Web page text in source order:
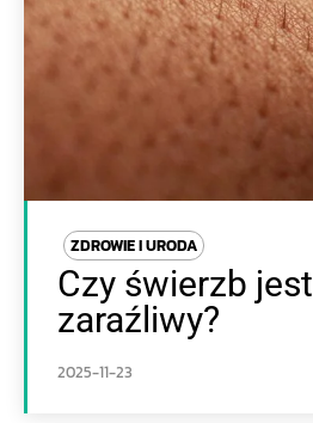
ZDROWIE I URODA
Czy świerzb jest
zaraźliwy?
2025-11-23